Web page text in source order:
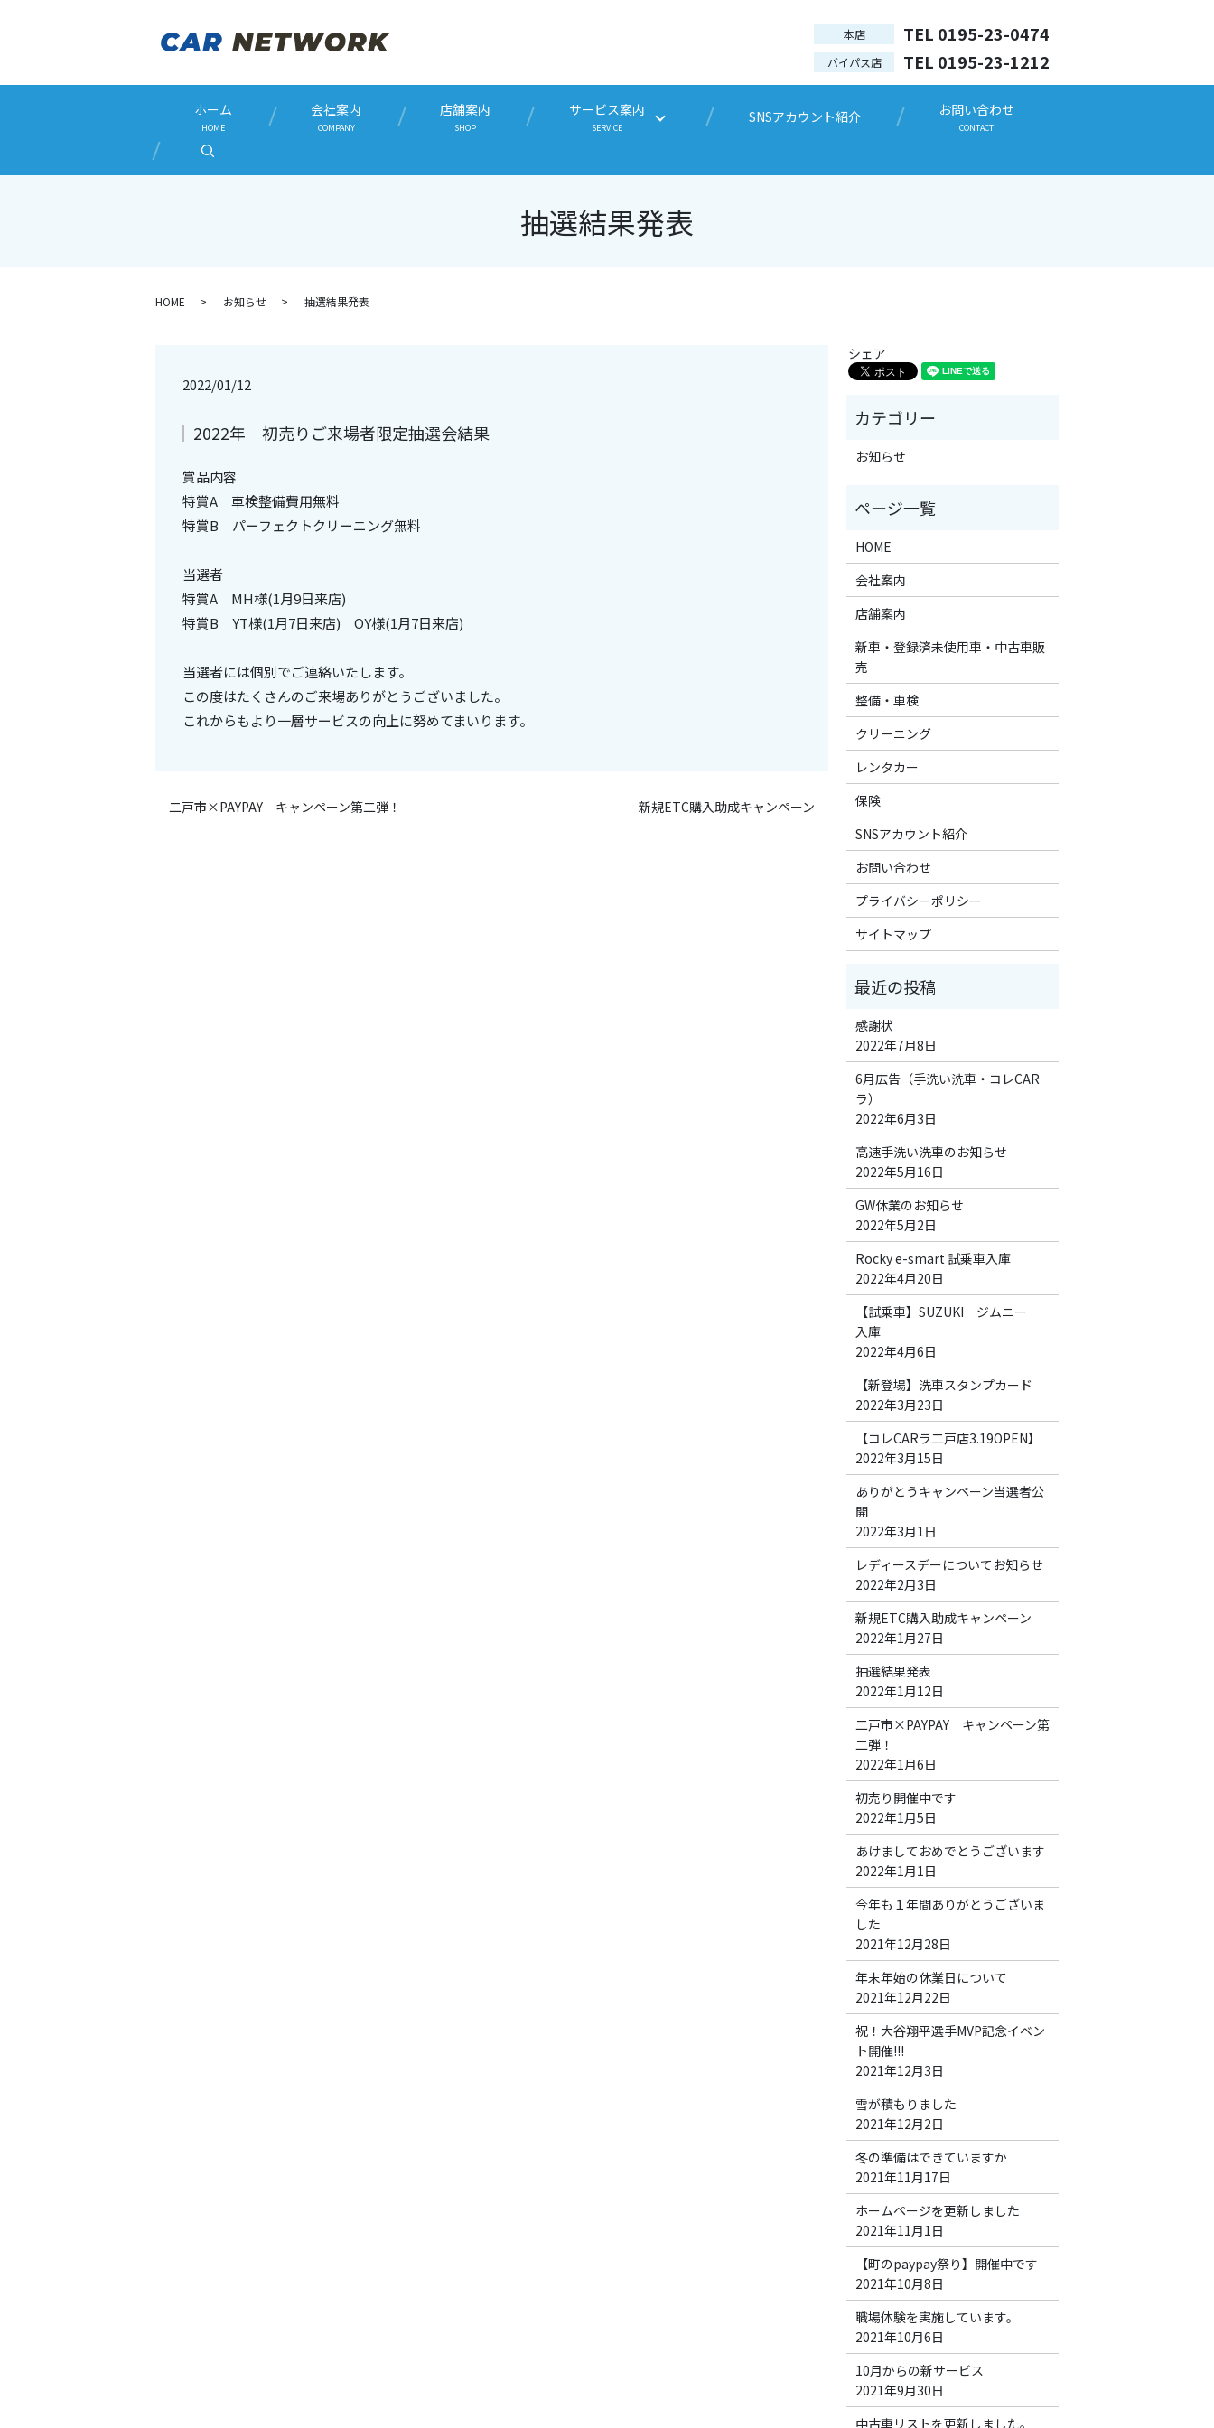
本店 TEL 0195-23-0474
バイパス店 TEL 0195-23-1212
ホーム
HOME
会社案内
COMPANY
店舗案内
SHOP
サービス案内
SERVICE
SNSアカウント紹介 お問い合わせ
CONTACT
抽選結果発表
HOME お知らせ 抽選結果発表
2022/01/12
2022年 初売りご来場者限定抽選会結果
賞品内容
特賞A 車検整備費用無料
特賞B パーフェクトクリーニング無料
当選者
特賞A MH様(1月9日来店)
特賞B YT様(1月7日来店) OY様(1月7日来店)
当選者には個別でご連絡いたします。
この度はたくさんのご来場ありがとうございました。
これからもより一層サービスの向上に努めてまいります。
二戸市×PAYPAY キャンペーン第二弾！ 新規ETC購入助成キャンペーン
シェア
お知らせ
HOME
会社案内
店舗案内
新車・登録済未使用車・中古車販
売
整備・車検
クリーニング
レンタカー
保険
SNSアカウント紹介
お問い合わせ
プライバシーポリシー
サイトマップ
感謝状
2022年7月8日
6月広告（手洗い洗車・コレCAR
ラ）
2022年6月3日
高速手洗い洗車のお知らせ
2022年5月16日
GW休業のお知らせ
2022年5月2日
Rocky e-smart 試乗車入庫
2022年4月20日
【試乗車】SUZUKI ジムニー
入庫
2022年4月6日
【新登場】洗車スタンプカード
2022年3月23日
【コレCARラ二戸店3.19OPEN】
2022年3月15日
ありがとうキャンペーン当選者公
開
2022年3月1日
レディースデーについてお知らせ
2022年2月3日
新規ETC購入助成キャンペーン
2022年1月27日
抽選結果発表
2022年1月12日
二戸市×PAYPAY キャンペーン第
二弾！
2022年1月6日
初売り開催中です
2022年1月5日
あけましておめでとうございます
2022年1月1日
今年も１年間ありがとうございま
した
2021年12月28日
年末年始の休業日について
2021年12月22日
祝！大谷翔平選手MVP記念イベン
ト開催!!!
2021年12月3日
雪が積もりました
2021年12月2日
冬の準備はできていますか
2021年11月17日
ホームページを更新しました
2021年11月1日
【町のpaypay祭り】開催中です
2021年10月8日
職場体験を実施しています。
2021年10月6日
10月からの新サービス
2021年9月30日
中古車リストを更新しました。